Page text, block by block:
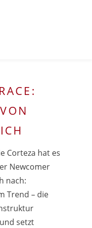
Corteza hat es
Newcomer
nach:
Trend – die
setzt